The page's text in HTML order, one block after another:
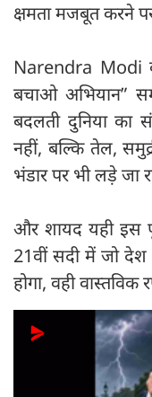
क्षमता मजबूत करने
Narendra Modi
बचाओ अभियान”
बदलती दुनिया
नहीं, बल्कि तेल,
भंडार पर भी लड़े जा
और शायद यही इस
21वीं सदी में जो देश
होगा, वही वास्तविक